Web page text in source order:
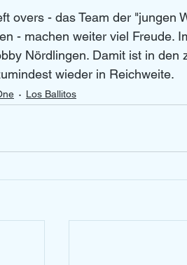
overs - das Team der "jungen
- machen weiter viel Freude.
Nördlingen. Damit ist in
wieder in Reichweite.
Los Ballitos